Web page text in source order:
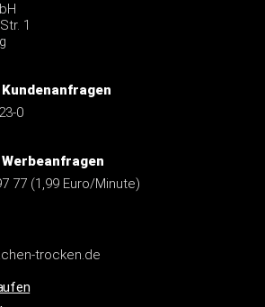
1
0
77 (1,99 Euro/Minute)
trocken.de